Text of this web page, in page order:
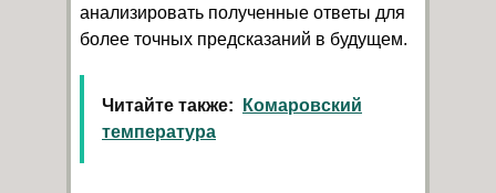
анализировать полученные ответы для
более точных предсказаний в будущем.
Читайте также:
Комаровский
температура